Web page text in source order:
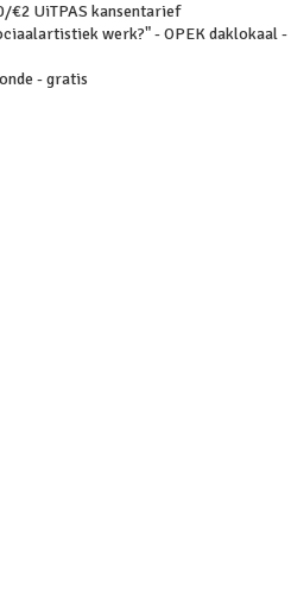
€2 UiTPAS kansentarief
werk?" - OPEK daklokaal -
- gratis